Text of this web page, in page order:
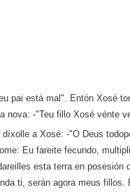
pai está mal". Entón Xosé
nova: ‑"Teu fillo Xosé vénte
a Xosé: ‑"O Deus
Eu fareite fecundo,
esta terra en posesión
ti, serán agora meus fillos.